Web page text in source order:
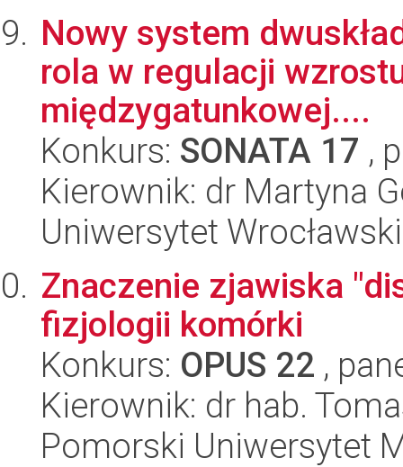
Nowy system
rola w regulacji
międzygatunkowej....
Konkurs: SONATA 17 ,
Kierownik: dr Martyna
Uniwersytet
Znaczenie zjawiska
fizjologii komórki
Konkurs: OPUS 22 ,
Kierownik: dr hab.
Pomorski Uniwersytet